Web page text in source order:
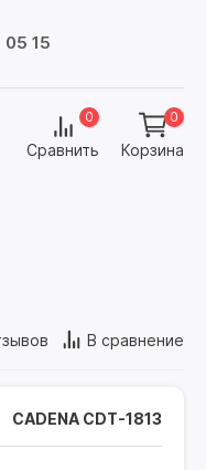
15
Сравнить
0
Корзина
0
В сравнение
CADENA CDT-1813